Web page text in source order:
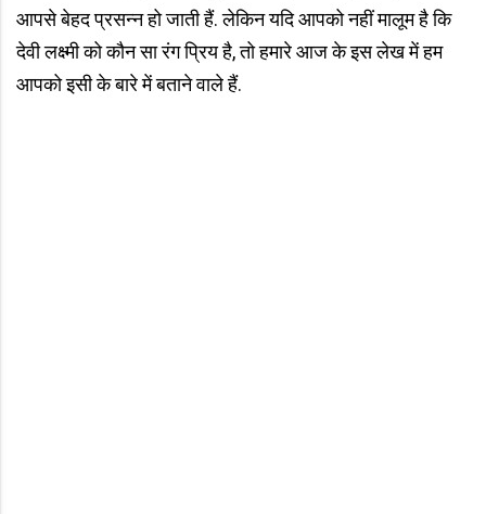
आपसे बेहद प्रसन्न हो जाती हैं. लेकिन यदि आपको नहीं मालूम है कि
देवी लक्ष्मी को कौन सा रंग प्रिय है, तो हमारे आज के इस लेख में हम
आपको इसी के बारे में बताने वाले हैं.